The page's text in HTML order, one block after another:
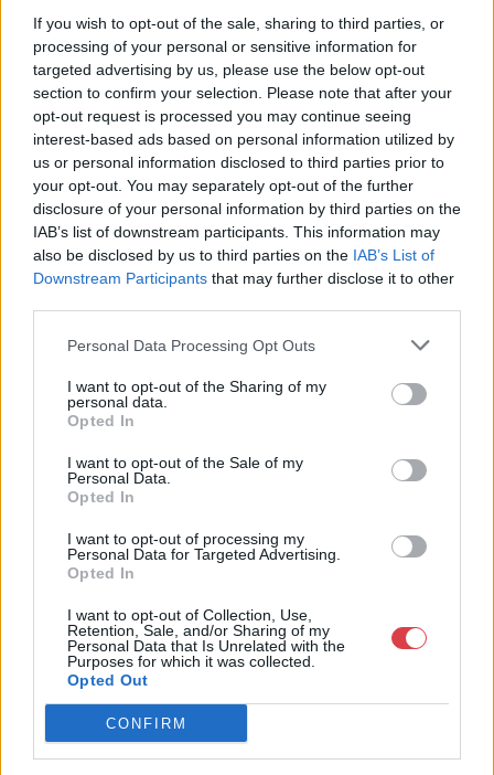
If you wish to opt-out of the sale, sharing to third parties, or
processing of your personal or sensitive information for
targeted advertising by us, please use the below opt-out
section to confirm your selection. Please note that after your
opt-out request is processed you may continue seeing
interest-based ads based on personal information utilized by
us or personal information disclosed to third parties prior to
your opt-out. You may separately opt-out of the further
disclosure of your personal information by third parties on the
IAB’s list of downstream participants. This information may
also be disclosed by us to third parties on the IAB’s List of
Downstream Participants that may further disclose it to other
Personal Data Processing Opt Outs
I want to opt-out of the Sharing of my
personal data.
Opted In
I want to opt-out of the Sale of my
Personal Data.
Opted In
I want to opt-out of processing my
Personal Data for Targeted Advertising.
Opted In
I want to opt-out of Collection, Use,
Retention, Sale, and/or Sharing of my
Personal Data that Is Unrelated with the
Purposes for which it was collected.
Opted Out
CONFIRM
Kategória: Szobor, kisplasztika
Kikiáltási ár:38 000Ft
Aukció adatai
Aukció neve:41. Aukció Festmény, műtárgy, varia aukció
Aukció dátuma: 2017.03.09
Aukció ideje: 18:00
Aukció helye: 1055 Budapest, Falk Miksa utca 24-26.
Biksady Galéria
Biksady Galéria Kft.
1055, Budapest, Falk Miksa u.
Telefon: 061/784-1111 061/780-
9307
http://www.biksady.com
GALÉRIA TOVÁBBI MŰTÁRGYAI